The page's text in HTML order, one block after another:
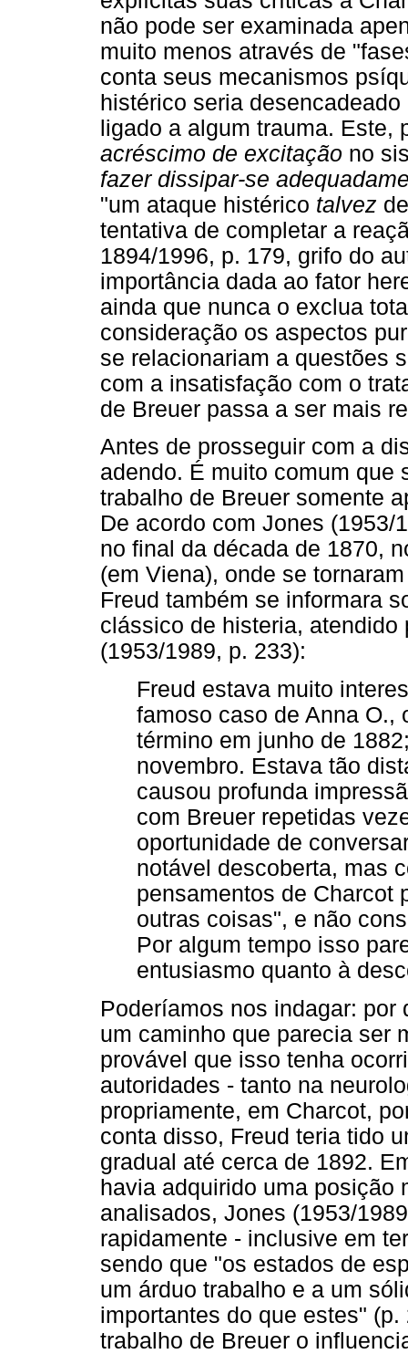
não pode ser examinada
muito menos através de
conta seus mecanismos
histérico seria
ligado a algum trauma.
acréscimo de excitação no
fazer dissipar-se
"um ataque histérico talvez
tentativa de completar a
1894/1996, p. 179, grifo do
importância dada ao fator
ainda que nunca o exclua
consideração os aspectos
se relacionariam a questões
com a insatisfação com o
de Breuer passa a ser mais
Antes de prosseguir com a
adendo. É muito comum que
trabalho de Breuer somente
De acordo com Jones (1953/
no final da década de 1870,
(em Viena), onde se
Freud também se informara
clássico de histeria,
(1953/1989, p. 233):
Freud estava muito
famoso caso de Anna O.,
término em junho de
novembro. Estava tão
causou profunda
com Breuer repetidas
oportunidade de
notável descoberta, mas
pensamentos de Charcot
outras coisas", e não
Por algum tempo isso
entusiasmo quanto à
Poderíamos nos indagar:
um caminho que parecia ser
provável que isso tenha
autoridades - tanto na
propriamente, em Charcot,
conta disso, Freud teria tido
gradual até cerca de 1892.
havia adquirido uma posição
analisados, Jones (1953/
rapidamente - inclusive em
sendo que "os estados de
um árduo trabalho e a um
importantes do que estes"
trabalho de Breuer o